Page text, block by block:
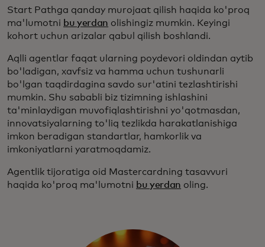
Start Pathga qanday murojaat qilish haqida ko'proq
ma'lumotni bu yerdan olishingiz mumkin. Keyingi
kohort uchun arizalar qabul qilish boshlandi.
Aqlli agentlar faqat ularning poydevori oldindan aytib
bo'ladigan, xavfsiz va hamma uchun tushunarli
bo'lgan taqdirdagina savdo sur'atini tezlashtirishi
mumkin. Shu sababli biz tizimning ishlashini
ta'minlaydigan muvofiqlashtirishni yo'qotmasdan,
innovatsiyalarning to'liq tezlikda harakatlanishiga
imkon beradigan standartlar, hamkorlik va
imkoniyatlarni yaratmoqdamiz.
Agentlik tijoratiga oid Mastercardning tasavvuri
haqida ko'proq ma'lumotni bu yerdan oling.